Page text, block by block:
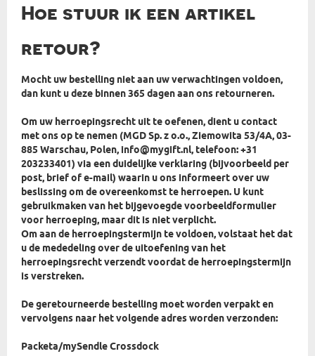
Hoe stuur ik een artikel
retour?
Mocht uw bestelling niet aan uw verwachtingen voldoen,
dan kunt u deze binnen 365 dagen aan ons retourneren.
Om uw herroepingsrecht uit te oefenen, dient u contact
met ons op te nemen (MGD Sp. z o.o., Ziemowita 53/4A, 03-
885 Warschau, Polen, info@mygift.nl, telefoon: +31
203233401) via een duidelijke verklaring (bijvoorbeeld per
post, brief of e-mail) waarin u ons informeert over uw
beslissing om de overeenkomst te herroepen. U kunt
gebruikmaken van het bijgevoegde voorbeeldformulier
voor herroeping, maar dit is niet verplicht.
Om aan de herroepingstermijn te voldoen, volstaat het dat
u de mededeling over de uitoefening van het
herroepingsrecht verzendt voordat de herroepingstermijn
is verstreken.
De geretourneerde bestelling moet worden verpakt en
vervolgens naar het volgende adres worden verzonden:
Packeta/mySendle Crossdock